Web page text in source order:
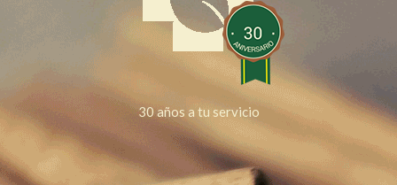
30 años a tu servicio